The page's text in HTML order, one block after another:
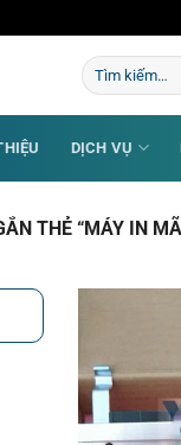
Tìm
kiếm:
DỊCH VỤ
THẺ “MÁY IN